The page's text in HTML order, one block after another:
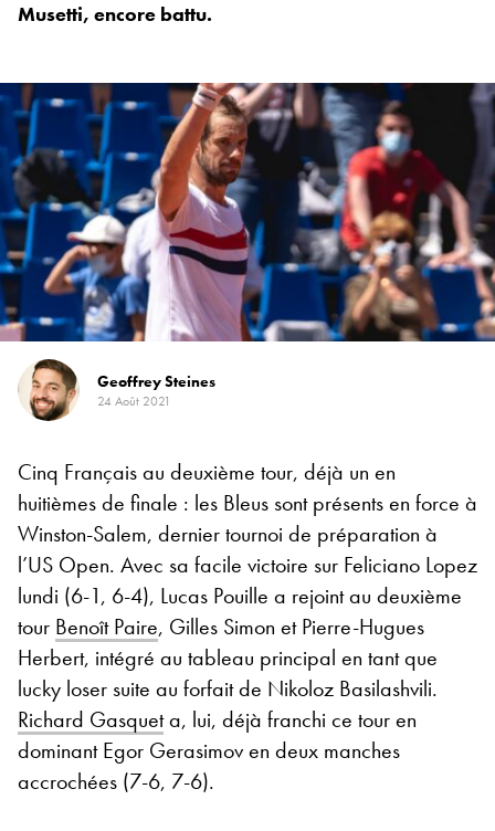
Musetti, encore battu.
Geoffrey Steines
24 Août 2021
Cinq Français au deuxième tour, déjà un en
huitièmes de finale : les Bleus sont présents en force à
Winston-Salem, dernier tournoi de préparation à
l’US Open. Avec sa facile victoire sur Feliciano Lopez
lundi (6-1, 6-4), Lucas Pouille a rejoint au deuxième
tour Benoît Paire, Gilles Simon et Pierre-Hugues
Herbert, intégré au tableau principal en tant que
lucky loser suite au forfait de Nikoloz Basilashvili.
Richard Gasqueta, lui, déjà franchi ce tour en
dominant Egor Gerasimov en deux manches
accrochées (7-6, 7-6).